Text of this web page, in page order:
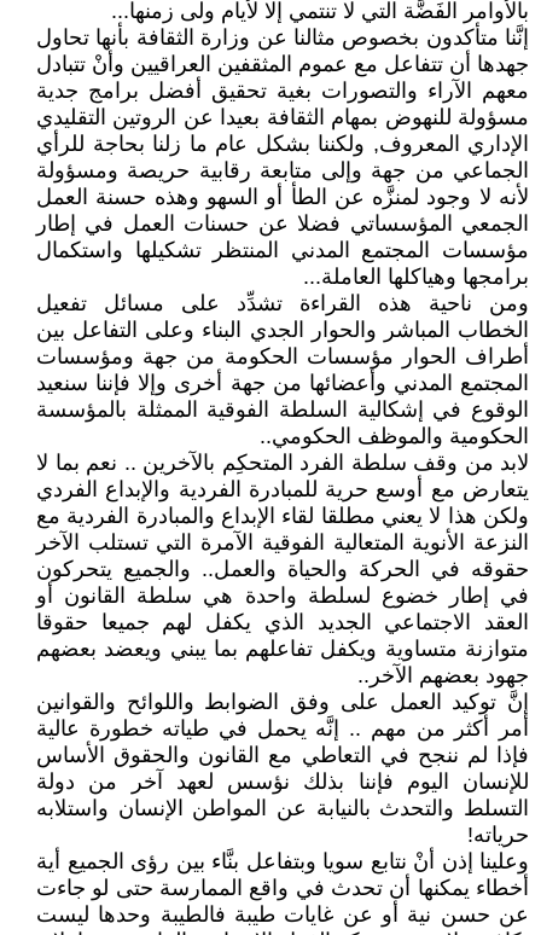
بالأوامر الفَضَّة التي لا تنتمي إلا لأيام ولى زمنها...
إنَّنا متأكدون بخصوص مثالنا عن وزارة الثقافة بأنها تحاول
جهدها أن تتفاعل مع عموم المثقفين العراقيين وأنْ تتبادل
معهم الآراء والتصورات بغية تحقيق أفضل برامج جدية
مسؤولة للنهوض بمهام الثقافة بعيدا عن الروتين التقليدي
الإداري المعروف, ولكننا بشكل عام ما زلنا بحاجة للرأي
الجماعي من جهة وإلى متابعة رقابية حريصة ومسؤولة
لأنه لا وجود لمنزَّه عن الطأ أو السهو وهذه حسنة العمل
الجمعي المؤسساتي فضلا عن حسنات العمل في إطار
مؤسسات المجتمع المدني المنتظر تشكيلها واستكمال
برامجها وهياكلها العاملة...
ومن ناحية هذه القراءة تشدِّد على مسائل تفعيل
الخطاب المباشر والحوار الجدي البناء وعلى التفاعل بين
أطراف الحوار مؤسسات الحكومة من جهة ومؤسسات
المجتمع المدني وأعضائها من جهة أخرى وإلا فإننا سنعيد
الوقوع في إشكالية السلطة الفوقية الممثلة بالمؤسسة
الحكومية والموظف الحكومي..
لابد من وقف سلطة الفرد المتحكِم بالآخرين .. نعم بما لا
يتعارض مع أوسع حرية للمبادرة الفردية والإبداع الفردي
ولكن هذا لا يعني مطلقا لقاء الإبداع والمبادرة الفردية مع
النزعة الأنوية المتعالية الفوقية الآمرة التي تستلب الآخر
حقوقه في الحركة والحياة والعمل.. والجميع يتحركون
في إطار خضوع لسلطة واحدة هي سلطة القانون أو
العقد الاجتماعي الجديد الذي يكفل لهم جميعا حقوقا
متوازنة متساوية ويكفل تفاعلهم بما يبني ويعضد بعضهم
جهود بعضهم الآخر..
إنَّ توكيد العمل على وفق الضوابط واللوائح والقوانين
أمر أكثر من مهم .. إنَّه يحمل في طياته خطورة عالية
فإذا لم ننجح في التعاطي مع القانون والحقوق الأساس
للإنسان اليوم فإننا بذلك نؤسس لعهد آخر من دولة
التسلط والتحدث بالنيابة عن المواطن الإنسان واستلابه
حرياته!
وعلينا إذن أنْ نتابع سويا وبتفاعل بنَّاء بين رؤى الجميع أية
أخطاء يمكنها أن تحدث في واقع الممارسة حتى لو جاءت
عن حسن نية أو عن غايات طيبة فالطيبة وحدها ليست